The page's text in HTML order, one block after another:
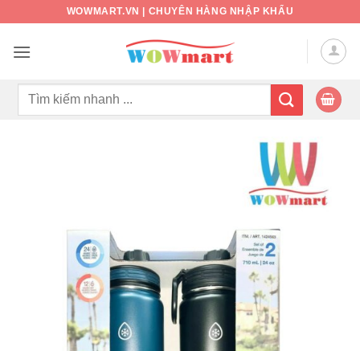
nội
WOWMART.VN | CHUYÊN HÀNG NHẬP KHẨU
Tìm